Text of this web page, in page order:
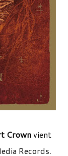
Crownvient
Records.